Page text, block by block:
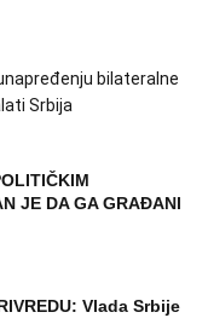
bilateralne
Srbija
JE DA GA GRAĐANI
Vlada Srbije